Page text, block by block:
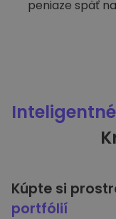
peniaze späť
Kúpte si
portfólií